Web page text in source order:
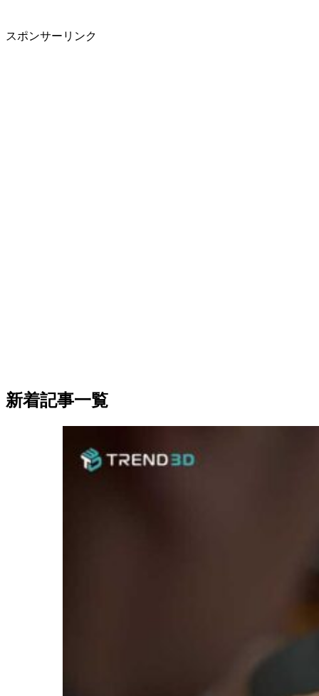
スポンサーリンク
新着記事一覧